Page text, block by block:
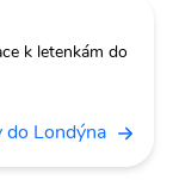
k letenkám do
do Londýna